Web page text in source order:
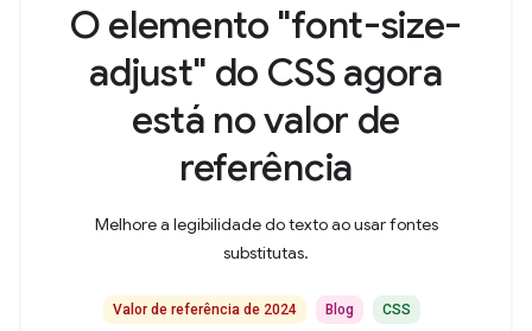
O elemento "font-size-
adjust" do CSS agora
está no valor de
referência
Melhore a legibilidade do texto ao usar fontes
substitutas.
Valor de referência de 2024 Blog CSS